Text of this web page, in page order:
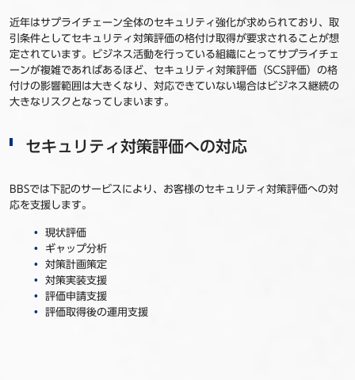
近年はサプライチェーン全体のセキュリティ強化が求められており、取
引条件としてセキュリティ対策評価の格付け取得が要求されることが想
定されています。ビジネス活動を行っている組織にとってサプライチェ
ーンが複雑であればあるほど、セキュリティ対策評価（SCS評価）の格
付けの影響範囲は大きくなり、対応できていない場合はビジネス継続の
大きなリスクとなってしまいます。
セキュリティ対策評価への対応
BBSでは下記のサービスにより、お客様のセキュリティ対策評価への対
応を支援します。
現状評価
ギャップ分析
対策計画策定
対策実装支援
評価申請支援
評価取得後の運用支援